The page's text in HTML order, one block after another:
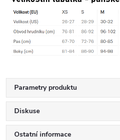
Parametry produktu
Diskuse
Ostatní informace